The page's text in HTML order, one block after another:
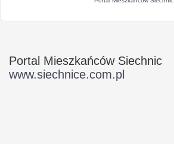
Portal Mieszkańców Siechnic
www.siechnice.com.pl